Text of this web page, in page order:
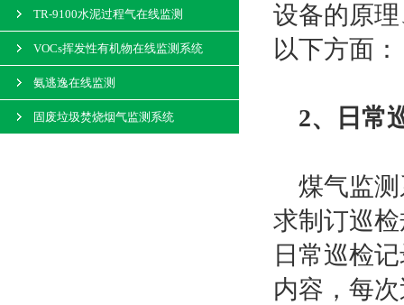
TR-9100水泥过程气在线监测
VOCs挥发性有机物在线监测系统
氨逃逸在线监测
固废垃圾焚烧烟气监测系统
设备的原
以下方面：
2、日常
煤气监测
求制订巡
日常巡检
内容，每